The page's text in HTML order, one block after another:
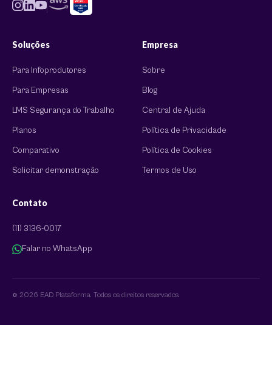
Soluções
Para Infoprodutores
Para Empresas
LMS Segurança do Trabalho
Planos
Comparativo
Solicitar demonstração
Empresa
Sobre
Blog
Central de Ajuda
Política de Privacidade
Política de Cookies
Termos de Uso
Contato
(11) 3136-0017
Falar no WhatsApp
© 2026 EAD Plataforma. Todos os direitos reservados.